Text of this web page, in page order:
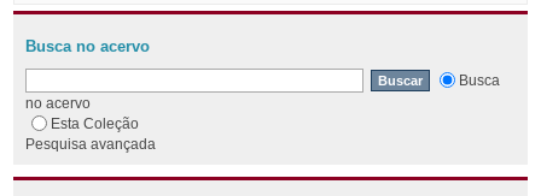
Busca no acervo
Busca
no acervo
Esta Coleção
Pesquisa avançada